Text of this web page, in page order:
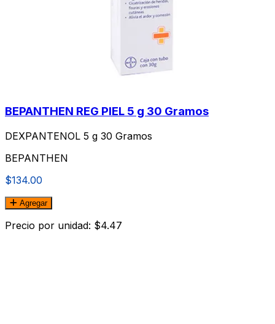
BEPANTHEN REG PIEL 5 g 30 Gramos
DEXPANTENOL 5 g 30 Gramos
BEPANTHEN
$134.00
Agregar
Precio por unidad: $4.47